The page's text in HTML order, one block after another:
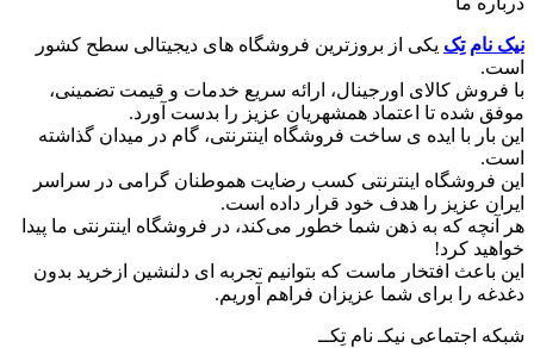
نیک نام تِک یکی از بروزترین فروشگاه های دیجیتالی سطح کشور
است.
با فروش کالای اورجینال، ارائه سریع خدمات و قیمت تضمینی،
موفق شده تا اعتماد همشهریان عزیز را بدست آورد.
این بار با ایده ی ساخت فروشگاه اینترنتی، گام در میدان گذاشته
است.
این فروشگاه اینترنتی کسب رضایت هموطنان گرامی در سراسر
ایران عزیز را هدف خود قرار داده است.
هر آنچه که به ذهن شما خطور می‌کند، در فروشگاه اینترنتی ما پیدا
خواهید کرد!
این باعث افتخار ماست که بتوانیم تجربه ای دلنشین ازخرید بدون
دغدغه را برای شما عزیزان فراهم آوریم.
شبکه‌ اجتماعی نیکـ نام تِکــ